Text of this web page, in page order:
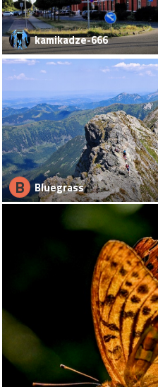
kamikadze-666
B Bluegrass